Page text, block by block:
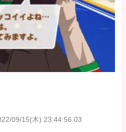
09/15(木) 23:44:56.03